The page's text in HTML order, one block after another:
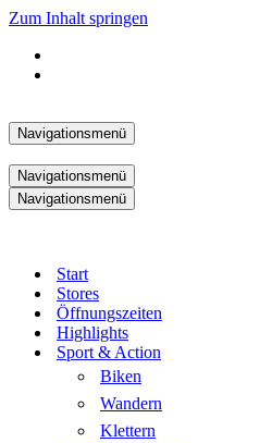
Zum Inhalt springen
Navigationsmenü
Navigationsmenü
Navigationsmenü
Start
Stores
Öffnungszeiten
Highlights
Sport & Action
Biken
Wandern
Klettern